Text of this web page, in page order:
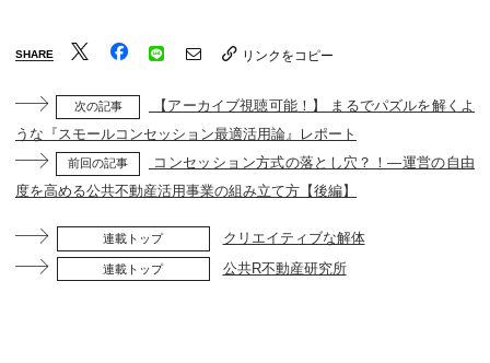
SHARE リンクをコピー
次の記事
【アーカイブ視聴可能！】 まるでパズルを解くよ
うな『スモールコンセッション最適活用論』レポート
前回の記事
コンセッション方式の落とし穴？！―運営の自由
度を高める公共不動産活用事業の組み立て方【後編】
連載トップ クリエイティブな解体
連載トップ 公共R不動産研究所